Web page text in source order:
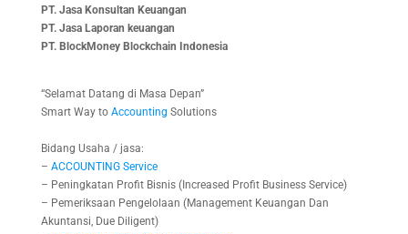
PT. Jasa Konsultan Keuangan
PT. Jasa Laporan keuangan
PT. BlockMoney Blockchain Indonesia
“Selamat Datang di Masa Depan”
Smart Way to Accounting Solutions
Bidang Usaha / jasa:
– ACCOUNTING Service
– Peningkatan Profit Bisnis (Increased Profit Business Service)
– Pemeriksaan Pengelolaan (Management Keuangan Dan
Akuntansi, Due Diligent)